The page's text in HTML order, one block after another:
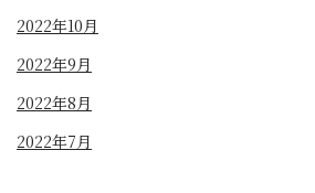
2022年10月
2022年9月
2022年8月
2022年7月